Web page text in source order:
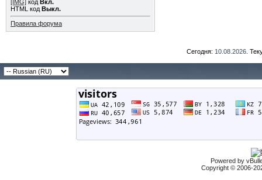
[IMG] код Вкл.
HTML код Выкл.
Правила форума
Сегодня: 10.08.2026 .
Powered by
Copyright © 2006-